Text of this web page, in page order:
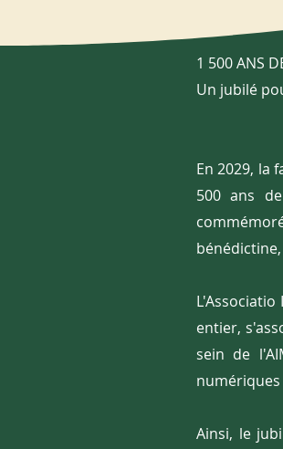
1 500 ANS
Un jubilé
En 2029, la
500 ans
entier,
sein de
numériques
Ainsi, le